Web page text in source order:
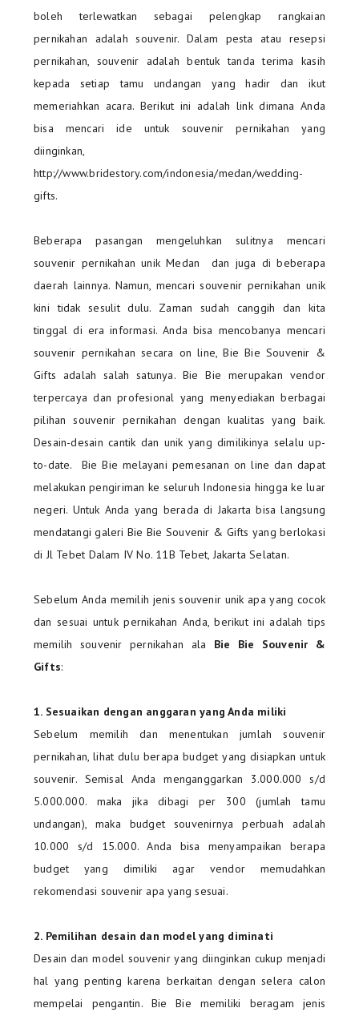
boleh terlewatkan sebagai pelengkap rangkaian
pernikahan adalah souvenir. Dalam pesta atau resepsi
pernikahan, souvenir adalah bentuk tanda terima kasih
kepada setiap tamu undangan yang hadir dan ikut
memeriahkan acara. Berikut ini adalah link dimana Anda
bisa mencari ide untuk souvenir pernikahan yang
diinginkan,
http://www.bridestory.com/indonesia/medan/wedding-
gifts.
Beberapa pasangan mengeluhkan sulitnya mencari
souvenir pernikahan unik Medan dan juga di beberapa
daerah lainnya. Namun, mencari souvenir pernikahan unik
kini tidak sesulit dulu. Zaman sudah canggih dan kita
tinggal di era informasi. Anda bisa mencobanya mencari
souvenir pernikahan secara on line, Bie Bie Souvenir &
Gifts adalah salah satunya. Bie Bie merupakan vendor
terpercaya dan profesional yang menyediakan berbagai
pilihan souvenir pernikahan dengan kualitas yang baik.
Desain-desain cantik dan unik yang dimilikinya selalu up-
to-date. Bie Bie melayani pemesanan on line dan dapat
melakukan pengiriman ke seluruh Indonesia hingga ke luar
negeri. Untuk Anda yang berada di Jakarta bisa langsung
mendatangi galeri Bie Bie Souvenir & Gifts yang berlokasi
di Jl Tebet Dalam IV No. 11B Tebet, Jakarta Selatan.
Sebelum Anda memilih jenis souvenir unik apa yang cocok
dan sesuai untuk pernikahan Anda, berikut ini adalah tips
memilih souvenir pernikahan ala Bie Bie Souvenir &
Gifts:
1. Sesuaikan dengan anggaran yang Anda miliki
Sebelum memilih dan menentukan jumlah souvenir
pernikahan, lihat dulu berapa budget yang disiapkan untuk
souvenir. Semisal Anda menganggarkan 3.000.000 s/d
5.000.000. maka jika dibagi per 300 (jumlah tamu
undangan), maka budget souvenirnya perbuah adalah
10.000 s/d 15.000. Anda bisa menyampaikan berapa
budget yang dimiliki agar vendor memudahkan
rekomendasi souvenir apa yang sesuai.
2. Pemilihan desain dan model yang diminati
Desain dan model souvenir yang diinginkan cukup menjadi
hal yang penting karena berkaitan dengan selera calon
mempelai pengantin. Bie Bie memiliki beragam jenis